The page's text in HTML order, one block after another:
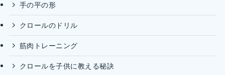
手の平の形
クロールのドリル
筋肉トレーニング
クロールを子供に教える秘訣